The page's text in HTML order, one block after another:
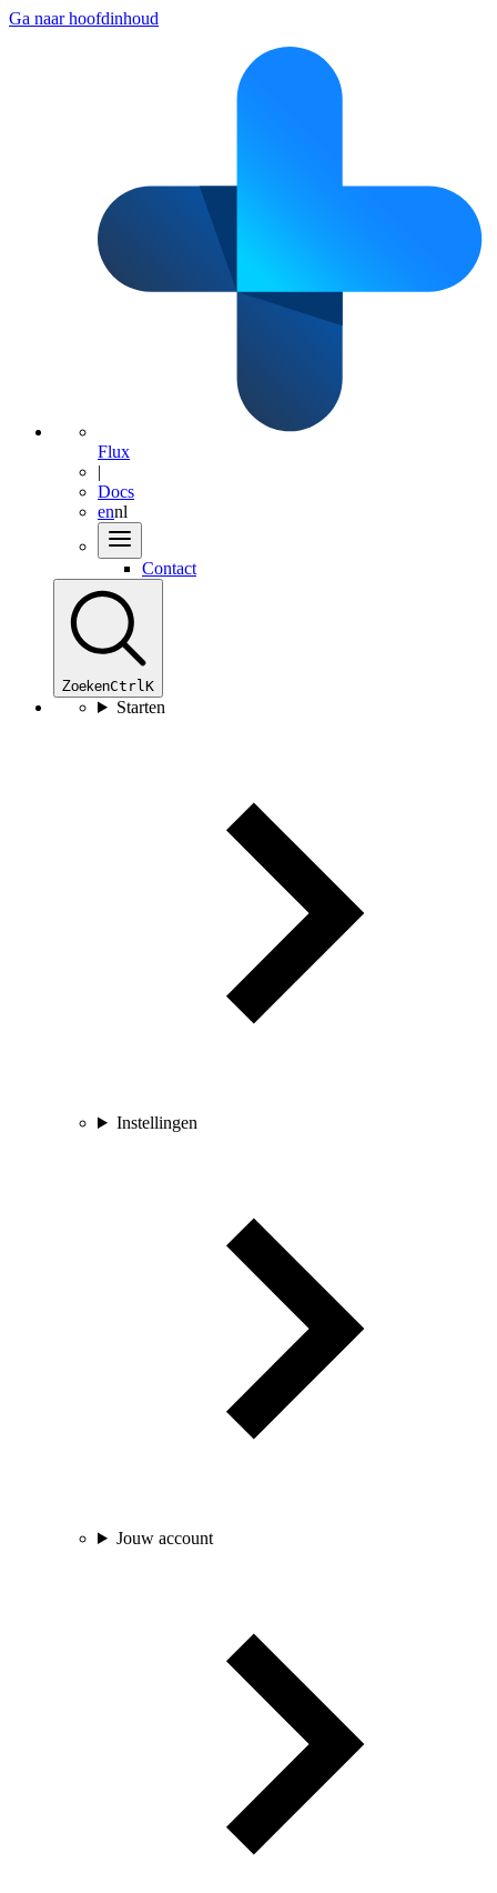
Ga naar hoofdinhoud
Flux
|
Docs
ennl
Contact
ZoekenCtrlK
Starten
Instellingen
Jouw account